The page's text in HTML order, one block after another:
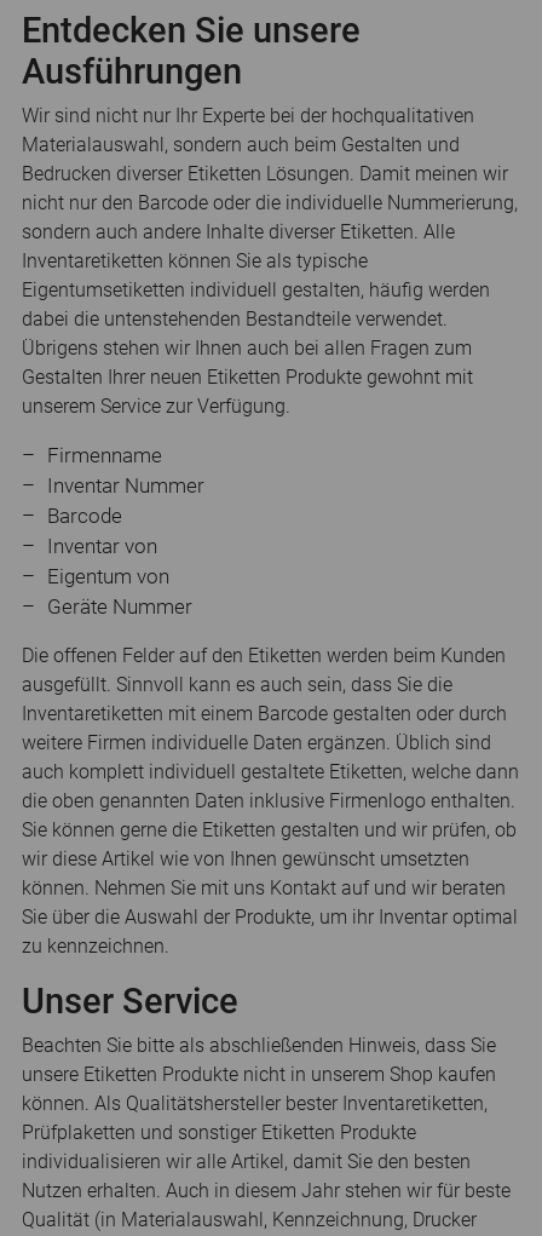
Entdecken Sie unsere
Ausführungen
Wir sind nicht nur Ihr Experte bei der hochqualitativen
Materialauswahl, sondern auch beim Gestalten und
Bedrucken diverser Etiketten Lösungen. Damit meinen wir
nicht nur den Barcode oder die individuelle Nummerierung,
sondern auch andere Inhalte diverser Etiketten. Alle
Inventaretiketten können Sie als typische
Eigentumsetiketten individuell gestalten, häufig werden
dabei die untenstehenden Bestandteile verwendet.
Übrigens stehen wir Ihnen auch bei allen Fragen zum
Gestalten Ihrer neuen Etiketten Produkte gewohnt mit
unserem Service zur Verfügung.
Firmenname
Inventar Nummer
Barcode
Inventar von
Eigentum von
Geräte Nummer
Die offenen Felder auf den Etiketten werden beim Kunden
ausgefüllt. Sinnvoll kann es auch sein, dass Sie die
Inventaretiketten mit einem Barcode gestalten oder durch
weitere Firmen individuelle Daten ergänzen. Üblich sind
auch komplett individuell gestaltete Etiketten, welche dann
die oben genannten Daten inklusive Firmenlogo enthalten.
Sie können gerne die Etiketten gestalten und wir prüfen, ob
wir diese Artikel wie von Ihnen gewünscht umsetzten
können. Nehmen Sie mit uns Kontakt auf und wir beraten
Sie über die Auswahl der Produkte, um ihr Inventar optimal
zu kennzeichnen.
Unser Service
Beachten Sie bitte als abschließenden Hinweis, dass Sie
unsere Etiketten Produkte nicht in unserem Shop kaufen
können. Als Qualitätshersteller bester Inventaretiketten,
Prüfplaketten und sonstiger Etiketten Produkte
individualisieren wir alle Artikel, damit Sie den besten
Nutzen erhalten. Auch in diesem Jahr stehen wir für beste
Qualität (in Materialauswahl, Kennzeichnung, Drucker